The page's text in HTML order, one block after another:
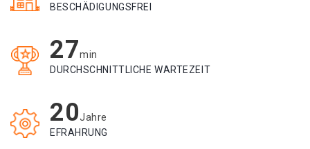
BESCHÄDIGUNGSFREI
27min
DURCHSCHNITTLICHE WARTEZEIT
20Jahre
EFRAHRUNG